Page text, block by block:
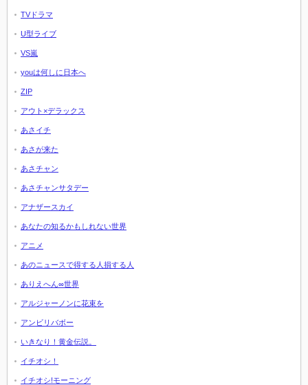
TVドラマ
U型ライブ
VS嵐
youは何しに日本へ
ZIP
アウト×デラックス
あさイチ
あさが来た
あさチャン
あさチャンサタデー
アナザースカイ
あなたの知るかもしれない世界
アニメ
あのニュースで得する人損する人
ありえへん∞世界
アルジャーノンに花束を
アンビリバボー
いきなり！黄金伝説。
イチオシ！
イチオシ!モーニング